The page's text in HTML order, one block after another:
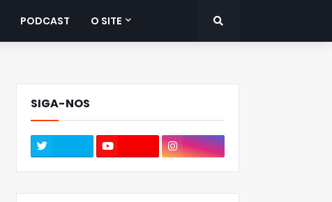
PODCAST O SITE
SIGA-NOS